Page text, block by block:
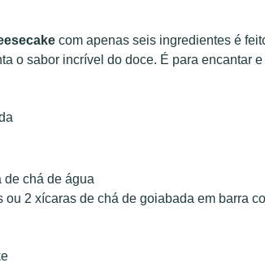
com apenas seis ingredientes é
o sabor incrível do doce. É para encantar
de chá de água
ou 2 xícaras de chá de goiabada em barra